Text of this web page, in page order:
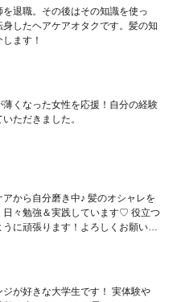
退職。その後はその知識を使っ
したヘアケアオタクです。髪の知
ます！
薄くなった女性を応援！自分の経験
ただきました。
から自分磨き中♪ 髪のオシャレを
日々勉強＆実践しています♡ 役立つ
に頑張ります！よろしくお願いし
が好きな大学生です！ 実体験や